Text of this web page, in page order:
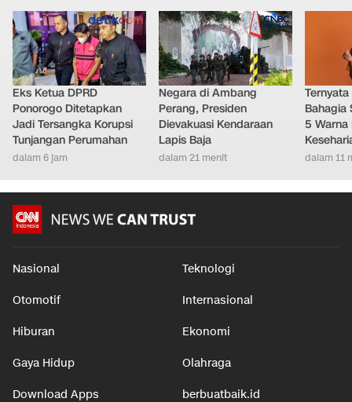
Eks Ketua DPRD
Ponorogo Ditetapkan
Jadi Tersangka Korupsi
Tunjangan Perumahan
dalam 6 jam
Negara di Ambang
Perang, Presiden
Dievakuasi Kendaraan
Lapis Baja
dalam 21 menit
Bahagia
5
dalam 11
Nasional Teknologi
Otomotif Internasional
Hiburan Ekonomi
Gaya Hidup Olahraga
Download Apps berbuatbaik.id